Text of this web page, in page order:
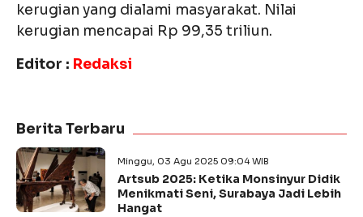
kerugian yang dialami masyarakat. Nilai
kerugian mencapai Rp 99,35 triliun.
Editor : Redaksi
Berita Terbaru
Minggu, 03 Agu 2025 09:04 WIB
Artsub 2025: Ketika Monsinyur Didik
Menikmati Seni, Surabaya Jadi Lebih
Hangat